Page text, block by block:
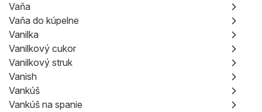
Vaňa
Vaňa do kúpelne
Vanilka
Vanilkový cukor
Vanilkový struk
Vanish
Vankúš
Vankúš na spanie